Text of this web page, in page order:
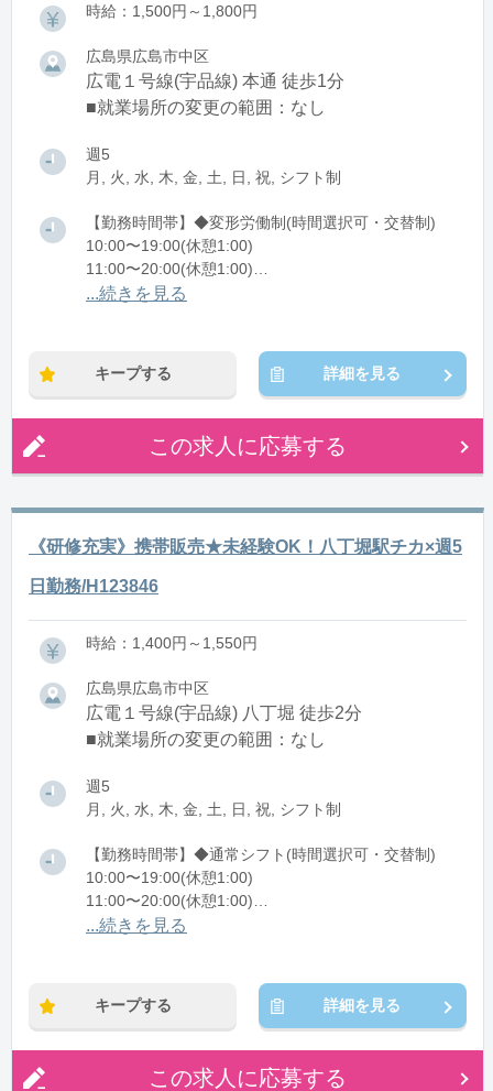
時給：1,500円～1,800円
広島県広島市中区
広電１号線(宇品線) 本通 徒歩1分
■就業場所の変更の範囲：なし
週5
月, 火, 水, 木, 金, 土, 日, 祝, シフト制
【勤務時間帯】◆変形労働制(時間選択可・交替制)
10:00〜19:00(休憩1:00)
11:00〜20:00(休憩1:00)
...続きを見る
キープする 詳細を見る
この求人に応募する
《研修充実》携帯販売★未経験OK！八丁堀駅チカ×週5
日勤務/H123846
時給：1,400円～1,550円
広島県広島市中区
広電１号線(宇品線) 八丁堀 徒歩2分
■就業場所の変更の範囲：なし
週5
月, 火, 水, 木, 金, 土, 日, 祝, シフト制
【勤務時間帯】◆通常シフト(時間選択可・交替制)
10:00〜19:00(休憩1:00)
11:00〜20:00(休憩1:00)
...続きを見る
キープする 詳細を見る
この求人に応募する